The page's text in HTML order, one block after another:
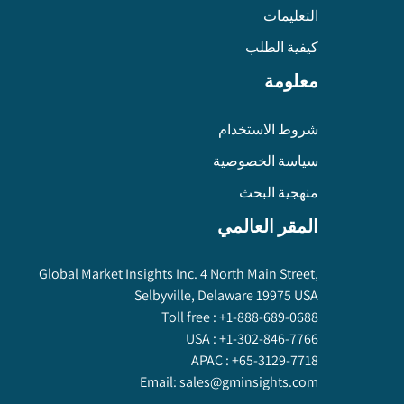
التعليمات
كيفية الطلب
معلومة
شروط الاستخدام
سياسة الخصوصية
منهجية البحث
المقر العالمي
Global Market Insights Inc. 4 North Main Street,
Selbyville, Delaware 19975 USA
Toll free :+1-888-689-0688
USA :+1-302-846-7766
APAC :+65-3129-7718
Email:sales@gminsights.com